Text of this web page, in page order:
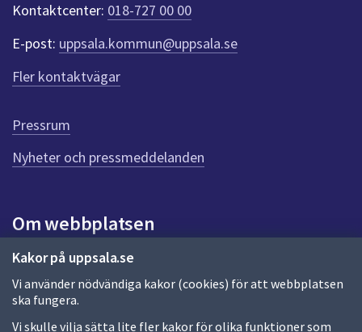
Kakor på uppsala.se
Vi använder nödvändiga kakor (cookies) för att webbplatsen
ska fungera.
Vi skulle vilja sätta lite fler kakor för olika funktioner som
t
r
ö
e
n
n
i
d
a
Kontaktcenter: 018-727 00 00
E-post: uppsala.kommun@uppsala.se
Fler kontaktvägar
Pressrum
Nyheter och pressmeddelanden
Om webbplatsen
Om webbplatsen
Allmänna handlingar och diarium
Behandling av personuppgifter